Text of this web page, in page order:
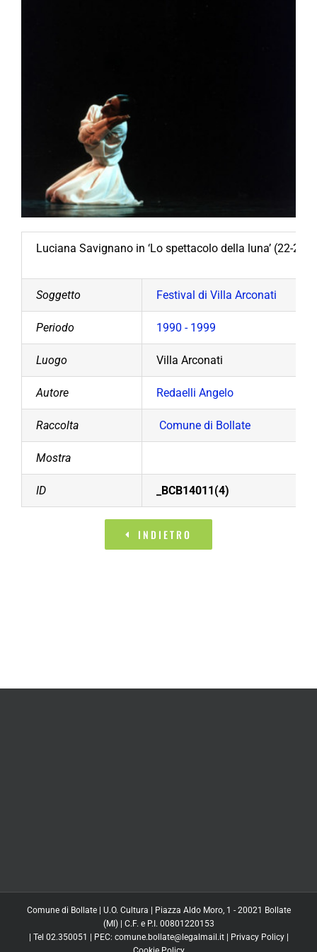
Luciana Savignano in ‘Lo spettacolo della luna’ (22-23
Soggetto Festival di Villa Arconati
Periodo 1990 - 1999
Luogo Villa Arconati
Autore Redaelli Angelo
Raccolta Comune di Bollate
Mostra
ID _BCB14011(4)
INDIETRO
Comune di Bollate | U.O. Cultura | Piazza Aldo Moro, 1 - 20021 Bollate
(MI) | C.F. e P.I. 00801220153
| Tel 02.350051 | PEC: comune.bollate@legalmail.it |
Privacy Policy|